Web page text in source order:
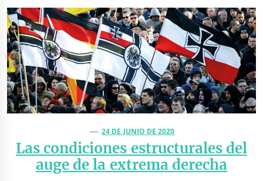
24 DE JUNIO DE 2020
Las condiciones estructurales del
auge de la extrema derecha